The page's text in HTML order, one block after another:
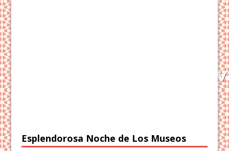
Esplendorosa Noche de Los Museos